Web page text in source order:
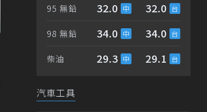
95 無鉛 32.0 32.0
98 無鉛 34.0 34.0
柴油 29.3 29.1
汽車工具